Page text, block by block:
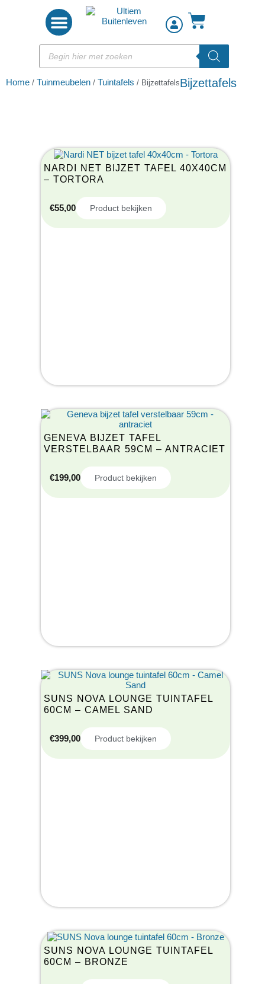
Home / Tuinmeubelen / Tuintafels / BijzettafelsBijzettafels
NARDI NET BIJZET TAFEL 40X40CM
– TORTORA
€55,00 Product bekijken
GENEVA BIJZET TAFEL
VERSTELBAAR 59CM – ANTRACIET
€199,00 Product bekijken
SUNS NOVA LOUNGE TUINTAFEL
60CM – CAMEL SAND
€399,00 Product bekijken
SUNS NOVA LOUNGE TUINTAFEL
60CM – BRONZE